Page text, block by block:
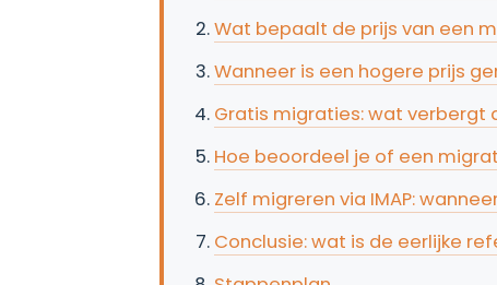
Wat bepaalt de prijs van een
Wanneer is een hogere prijs
Gratis migraties: wat verbergt
Hoe beoordeel je of een
Zelf migreren via IMAP:
Conclusie: wat is de eerlijke